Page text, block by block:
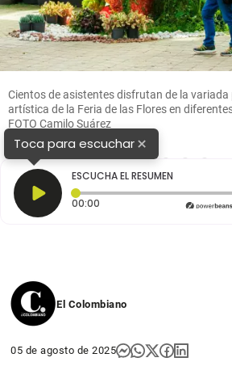
Cientos de asistentes disfrutan de la
artística de la Feria de las Flores en
FOTO Camilo Suárez
1
Toca para escuchar×
ESCUCHA EL RESUMEN
00:00 Tiempo transcurrido: 0
El Colombiano
05 de agosto de 2025